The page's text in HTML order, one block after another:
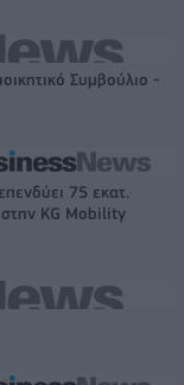
Συμβούλιο -
75 εκατ.
KG Mobility